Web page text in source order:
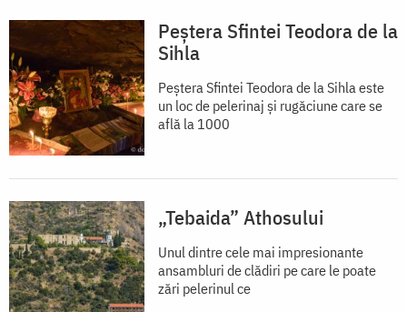
Peștera Sfintei Teodora de la
Sihla
Peștera Sfintei Teodora de la Sihla este
un loc de pelerinaj și rugăciune care se
află la 1000
„Tebaida” Athosului
Unul dintre cele mai impresionante
ansambluri de clădiri pe care le poate
zări pelerinul ce